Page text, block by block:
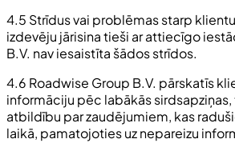
4.5 Strīdus vai problēmas starp
izdevēju jārisina tieši ar attiecīgo
B.V. nav iesaistīta šādos strīdos.
4.6 Roadwise Group B.V. pārskatīs
informāciju pēc labākās
atbildību par zaudējumiem, kas
laikā, pamatojoties uz nepareizu